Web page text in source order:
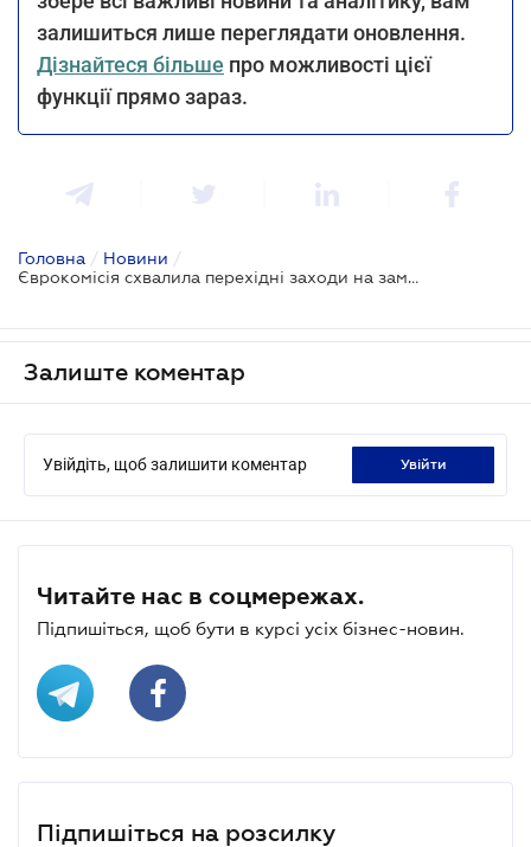
залишиться лише переглядати оновлення.
Дізнайтеся більше про можливості цієї
функції прямо зараз.
Головна / Новини /
Єврокомісія схвалила перехідні заходи на заміну "торговельному безвізу" з Україною
Залиште коментар
Увійдіть, щоб залишити коментар увійти
Читайте нас в соцмережах.
Підпишіться, щоб бути в курсі усіх бізнес-новин.
Підпишіться на розсилку